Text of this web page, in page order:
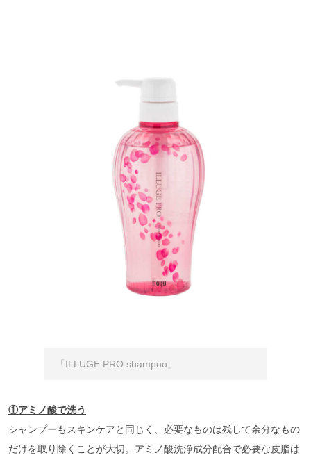
「ILLUGE PRO shampoo」
①アミノ酸で洗う
シャンプーもスキンケアと同じく、必要なものは残して余分なもの
だけを取り除くことが大切。アミノ酸洗浄成分配合で必要な皮脂は